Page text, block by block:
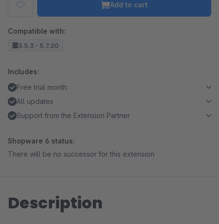
Add to cart
Compatible with:
3.5.3 - 5.7.20
Includes:
Free trial month
All updates
Support from the Extension Partner
Shopware 6 status:
There will be no successor for this extension
Description